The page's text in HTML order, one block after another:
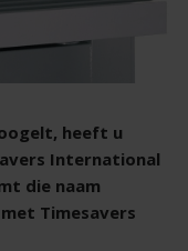
heeft u
International
die naam
Timesavers